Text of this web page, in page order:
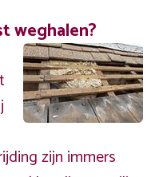
weghalen?
zijn immers